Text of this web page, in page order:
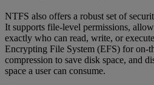
NTFS also offers a robust set of
It supports file-level permissions,
exactly who can read, write, or
Encrypting File System (EFS) for on-
compression to save disk space, and
space a user can consume.